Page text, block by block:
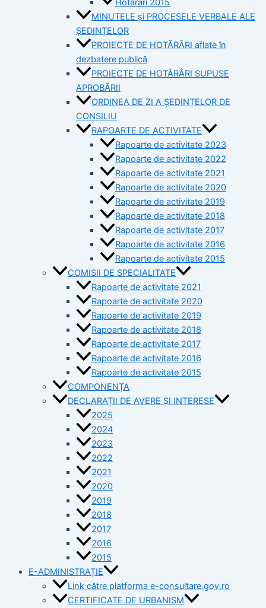
MINUTELE și PROCESELE VERBALE ALE
ȘEDINȚELOR
PROIECTE DE HOTĂRÂRI aflate în
dezbatere publică
PROIECTE DE HOTĂRÂRI SUPUSE
APROBĂRII
ORDINEA DE ZI A ȘEDINȚELOR DE
CONSILIU
RAPOARTE DE ACTIVITATE
Rapoarte de activitate 2023
Rapoarte de activitate 2022
Rapoarte de activitate 2021
Rapoarte de activitate 2020
Rapoarte de activitate 2019
Rapoarte de activitate 2018
Rapoarte de activitate 2017
Rapoarte de activitate 2016
Rapoarte de activitate 2015
COMISII DE SPECIALITATE
Rapoarte de activitate 2021
Rapoarte de activitate 2020
Rapoarte de activitate 2019
Rapoarte de activitate 2018
Rapoarte de activitate 2017
Rapoarte de activitate 2016
Rapoarte de activitate 2015
COMPONENȚA
DECLARAȚII DE AVERE ȘI INTERESE
2025
2024
2023
2022
2021
2020
2019
2018
2017
2016
2015
E-ADMINISTRAȚIE
Link către platforma e-consultare.gov.ro
CERTIFICATE DE URBANISM